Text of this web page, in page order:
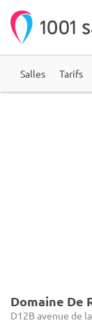
Salles Tarifs
Domaine De
D12B avenue de